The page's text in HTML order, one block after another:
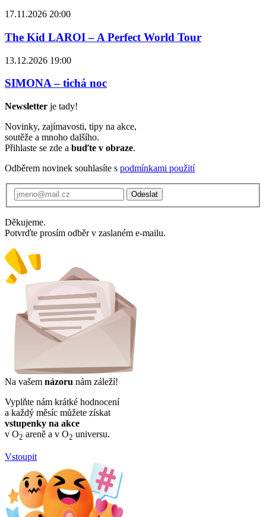
17.11.2026 20:00
The Kid LAROI – A Perfect World Tour
13.12.2026 19:00
SIMONA – tichá noc
Newsletter je tady!
Novinky, zajímavosti, tipy na akce,
soutěže a mnoho dalšího.
Přihlaste se zde a buďte v obraze.
Odběrem novinek souhlasíte s podmínkami použití
Odeslat
Děkujeme.
Potvrďte prosím odběr v zaslaném e-mailu.
Na vašem názoru nám záleží!
Vyplňte nám krátké hodnocení
a každý měsíc můžete získat
vstupenky na akce
v O2 areně a v O2 universu.
Vstoupit